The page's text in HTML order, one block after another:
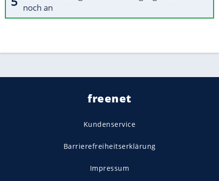
noch an
freenet
Kundenservice
Barrierefreiheitserklärung
Impressum